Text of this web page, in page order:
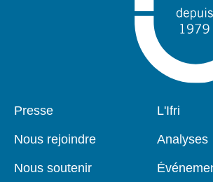
Pied
Presse
Nous rejoindre
Nous soutenir
Navigation
L'Ifri
Analyses